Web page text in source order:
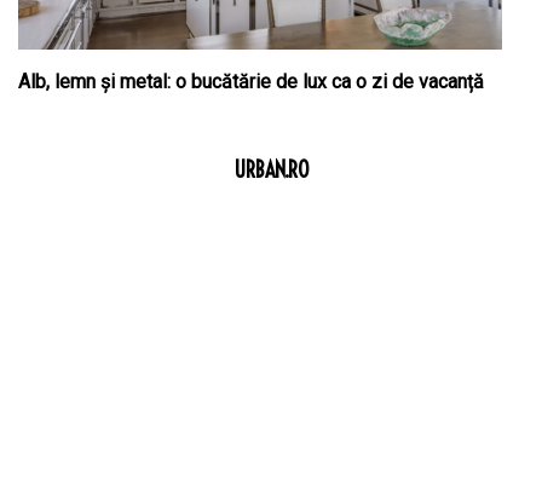
Alb, lemn și metal: o bucătărie de lux ca o zi de vacanță
URBAN.RO